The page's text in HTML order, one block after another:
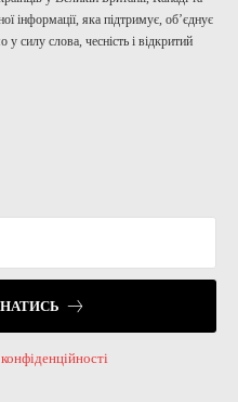
яка підтримує, об’єднує
силу слова, чесність і відкритий